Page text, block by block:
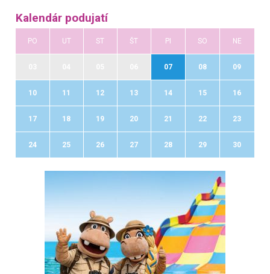
Kalendár podujatí
PO UT ST ŠT PI SO NE
07 08 09
10 11 12 13 14 15 16
17 18 19 20 21 22 23
24 25 26 27 28 29 30